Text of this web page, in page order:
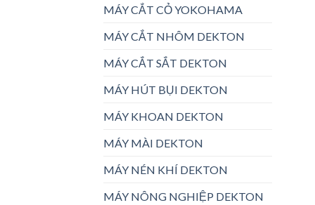
MÁY CẮT CỎ YOKOHAMA
MÁY CẮT NHÔM DEKTON
MÁY CẮT SẮT DEKTON
MÁY HÚT BỤI DEKTON
MÁY KHOAN DEKTON
MÁY MÀI DEKTON
MÁY NÉN KHÍ DEKTON
MÁY NÔNG NGHIỆP DEKTON